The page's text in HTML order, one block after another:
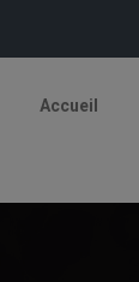
Accueil